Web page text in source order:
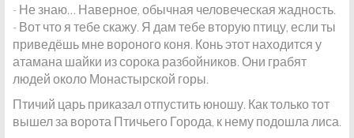
- Не знаю… Наверное, обычная человеческая жадность.
- Вот что я тебе скажу. Я дам тебе вторую птицу, если ты
приведёшь мне вороного коня. Конь этот находится у
атамана шайки из сорока разбойников. Они грабят
людей около Монастырской горы.
Птичий царь приказал отпустить юношу. Как только тот
вышел за ворота Птичьего Города, к нему подошла лиса.